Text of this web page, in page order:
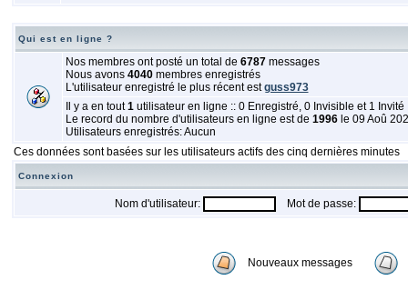
Qui est en ligne ?
Nos membres ont posté un total de 6787messages
Nous avons 4040membres enregistrés
L'utilisateur enregistré le plus récent estguss973
Il y a en tout1utilisateur en ligne :: 0 Enregistré, 0 Invisible et 1
Le record du nombre d'utilisateurs en ligne est de 1996le 09 Aoû
Utilisateurs enregistrés: Aucun
Ces données sont basées sur les utilisateurs actifs des cinq dernières minutes
Connexion
Nom d'utilisateur: Mot de passe:
Nouveaux messages